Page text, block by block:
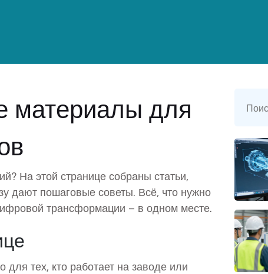
материалы для
На этой странице собраны статьи,
дают пошаговые советы. Всё, что нужно
трансформации – в одном месте.
тех, кто работает на заводе или